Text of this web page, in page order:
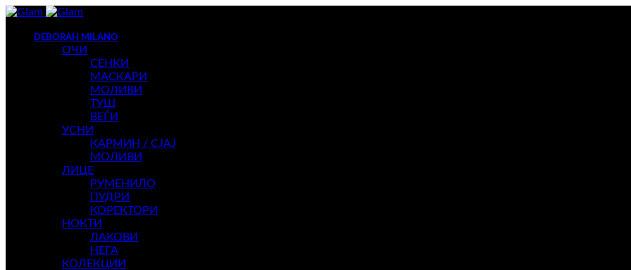
DEBORAH MILANO
ОЧИ
СЕНКИ
МАСКАРИ
МОЛИВИ
ТУШ
ВЕЃИ
УСНИ
КАРМИН / СЈАЈ
МОЛИВИ
ЛИЦЕ
РУМЕНИЛО
ПУДРИ
КОРЕКТОРИ
НОКТИ
ЛАКОВИ
НЕГА
КОЛЕКЦИИ